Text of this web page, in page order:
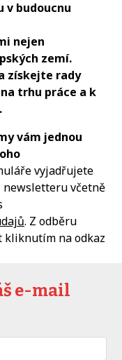
v budoucnu
nejen
zemí.
získejte rady
trhu práce a k
vám jednou
vyjadřujete
newsletteru včetně
. Z odběru
kliknutím na odkaz
e-mail